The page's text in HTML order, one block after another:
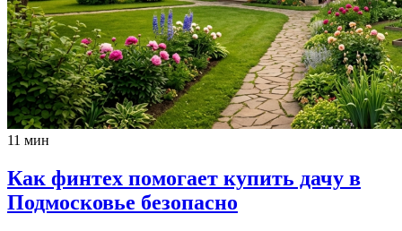
11 мин
Как финтех помогает купить дачу в
Подмосковье безопасно